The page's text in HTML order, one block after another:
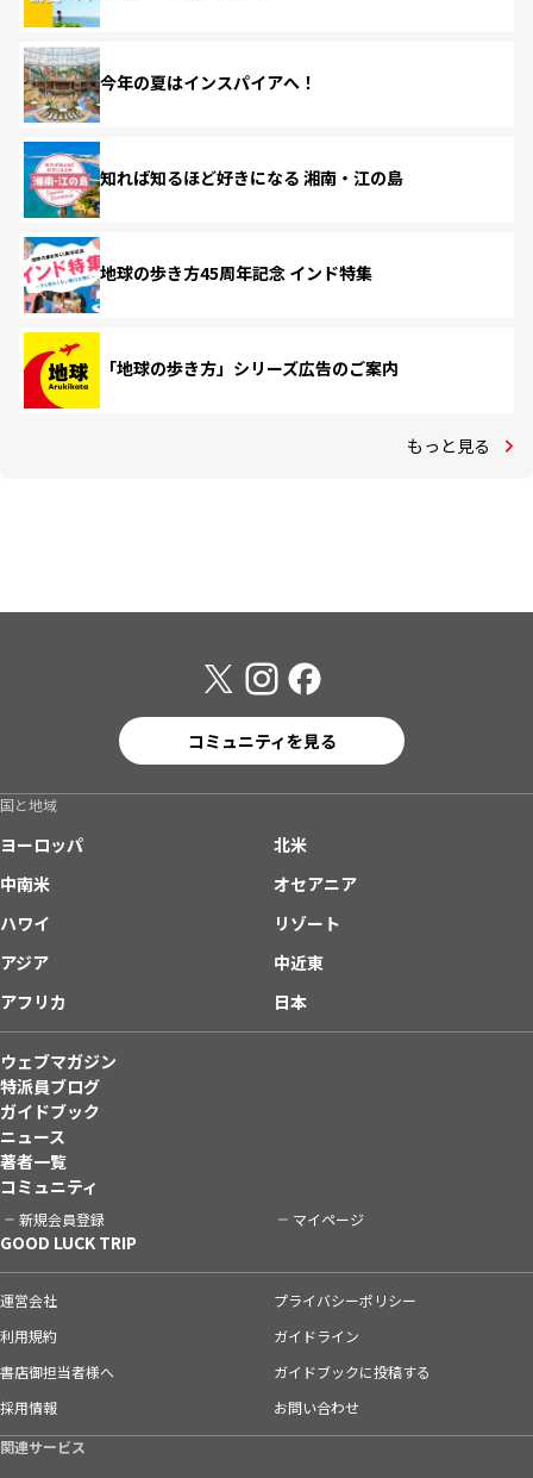
今年の夏はインスパイアへ！
知れば知るほど好きになる 湘南・江の島
地球の歩き方45周年記念 インド特集
「地球の歩き方」シリーズ広告のご案内
もっと見る
コミュニティを見る
国と地域
ヨーロッパ
北米
中南米
オセアニア
ハワイ
リゾート
アジア
中近東
アフリカ
日本
ウェブマガジン
特派員ブログ
ガイドブック
ニュース
著者一覧
コミュニティ
新規会員登録 マイページ
GOOD LUCK TRIP
運営会社
プライバシーポリシー
利用規約
ガイドライン
書店御担当者様へ
ガイドブックに投稿する
採用情報
お問い合わせ
関連サービス